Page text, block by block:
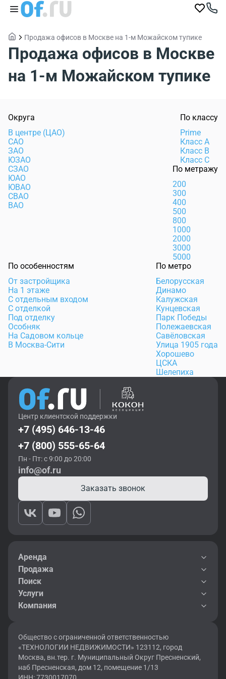
Продажа офисов в Москве на 1-м Можайском тупике
Продажа офисов в Москве
на 1-м Можайском тупике
Округа
В центре (ЦАО)
САО
ЗАО
ЮЗАО
СЗАО
ЮАО
ЮВАО
СВАО
ВАО
По классу
Prime
Класс А
Класс В
Класс С
По метражу
200
300
400
500
800
1000
2000
3000
5000
По особенностям
От застройщика
На 1 этаже
С отдельным входом
С отделкой
Под отделку
Особняк
На Садовом кольце
В Москва-Сити
По метро
Белорусская
Динамо
Калужская
Кунцевская
Парк Победы
Полежаевская
Савёловская
Улица 1905 года
Хорошево
ЦСКА
Шелепиха
Центр клиентской поддержки
+7 (495) 646-13-46
+7 (800) 555-65-64
Пн - Пт: с 9:00 до 20:00
info@of.ru
Заказать звонок
Аренда
Продажа
Поиск
Услуги
Компания
Общество с ограниченной ответственностью
«ТЕХНОЛОГИИ НЕДВИЖИМОСТИ» 123112, город
Москва, вн.тер. г. Муниципальный Округ Пресненский,
наб Пресненская, дом 12, помещение 1/13